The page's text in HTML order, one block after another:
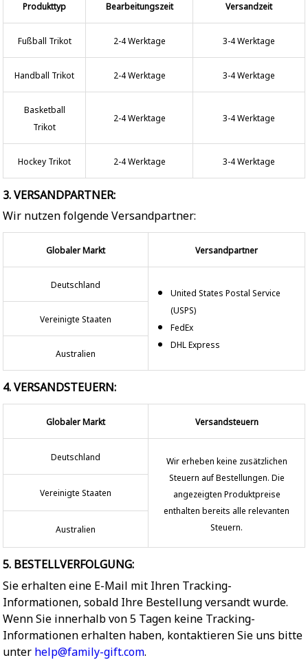
Produkttyp Bearbeitungszeit Versandzeit
Fußball Trikot 2-4 Werktage 3-4 Werktage
Handball Trikot 2-4 Werktage 3-4 Werktage
Basketball
Trikot
2-4 Werktage 3-4 Werktage
Hockey Trikot 2-4 Werktage 3-4 Werktage
3. VERSANDPARTNER:
Wir nutzen folgende Versandpartner:
Globaler Markt Versandpartner
Deutschland
United States Postal Service
(USPS)
FedEx
DHL Express
Vereinigte Staaten
Australien
4. VERSANDSTEUERN:
Globaler Markt Versandsteuern
Deutschland
Wir erheben keine zusätzlichen
Steuern auf Bestellungen. Die
angezeigten Produktpreise
enthalten bereits alle relevanten
Steuern.
Vereinigte Staaten
Australien
5. BESTELLVERFOLGUNG:
Sie erhalten eine E-Mail mit Ihren Tracking-
Informationen, sobald Ihre Bestellung versandt wurde.
Wenn Sie innerhalb von 5 Tagen keine Tracking-
Informationen erhalten haben, kontaktieren Sie uns bitte
unter help@family-gift.com.